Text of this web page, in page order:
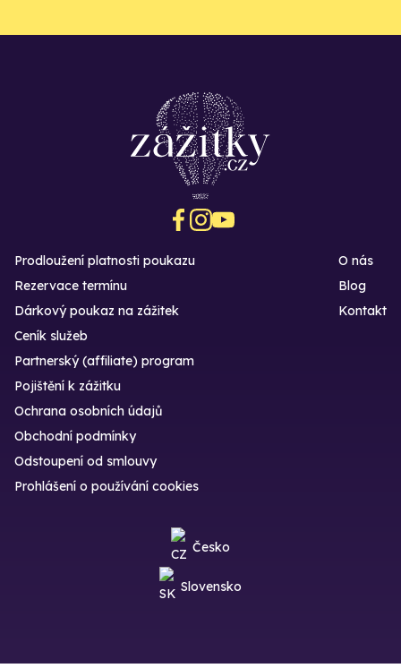
Prodloužení platnosti poukazu
Rezervace termínu
Dárkový poukaz na zážitek
O nás
Blog
Kontakt
Ceník služeb
Partnerský (affiliate) program
Pojištění k zážitku
Ochrana osobních údajů
Obchodní podmínky
Odstoupení od smlouvy
Prohlášení o používání cookies
Česko
Slovensko